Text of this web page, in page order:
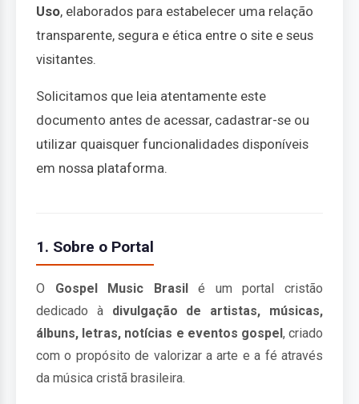
Uso, elaborados para estabelecer uma relação
transparente, segura e ética entre o site e seus
visitantes.
Solicitamos que leia atentamente este
documento antes de acessar, cadastrar-se ou
utilizar quaisquer funcionalidades disponíveis
em nossa plataforma.
1. Sobre o Portal
O Gospel Music Brasilé um portal cristão
dedicado à divulgação de artistas, músicas,
álbuns, letras, notícias e eventos gospel, criado
com o propósito de valorizar a arte e a fé através
da música cristã brasileira.